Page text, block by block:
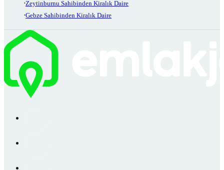
Zeytinburnu Sahibinden Kiralık Daire
Gebze Sahibinden Kiralık Daire